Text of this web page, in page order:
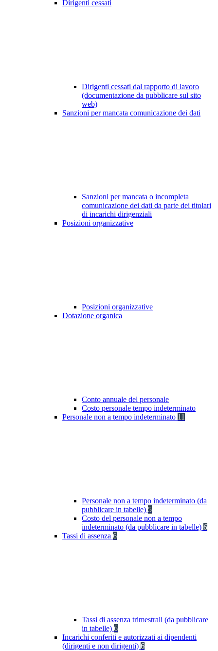
Dirigenti cessati
Dirigenti cessati dal rapporto di lavoro
(documentazione da pubblicare sul sito
web)
Sanzioni per mancata comunicazione dei dati
Sanzioni per mancata o incompleta
comunicazione dei dati da parte dei titolari
di incarichi dirigenziali
Posizioni organizzative
Posizioni organizzative
Dotazione organica
Conto annuale del personale
Costo personale tempo indeterminato
Personale non a tempo indeterminato 11
Personale non a tempo indeterminato (da
pubblicare in tabelle) 5
Costo del personale non a tempo
indeterminato (da pubblicare in tabelle) 6
Tassi di assenza 6
Tassi di assenza trimestrali (da pubblicare
in tabelle) 6
Incarichi conferiti e autorizzati ai dipendenti
(dirigenti e non dirigenti) 6